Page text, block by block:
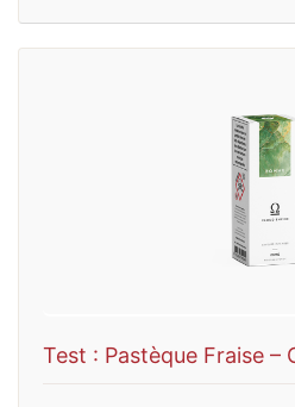
Test : Pastèque Fraise –